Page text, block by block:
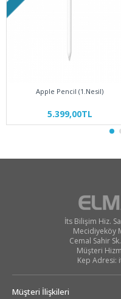
Apple Pencil (1.Nesil)
5.399,00TL
İts Bilişim Hiz.
Mecidiyeköy
Cemal Sahir
Müşteri
Kep Adresi:
Müşteri İlişkileri